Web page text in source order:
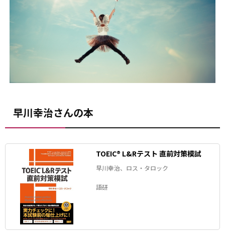
早川幸治さんの本
TOEIC® L&Rテスト 直前対策模試
早川幸治、ロス・タロック
語研